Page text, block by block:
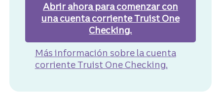
Abrir ahora para comenzar con
una cuenta corriente Truist One
Checking.
Más información sobre la cuenta
corriente Truist One Checking.